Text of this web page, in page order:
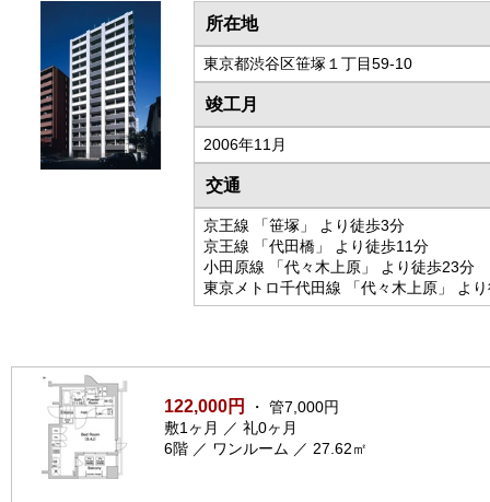
所在地
東京都渋谷区笹塚１丁目59-10
竣工月
2006年11月
交通
京王線 「笹塚」 より徒歩3分
京王線 「代田橋」 より徒歩11分
小田原線 「代々木上原」 より徒歩23分
東京メトロ千代田線 「代々木上原」 よ
122,000円
・ 管7,000円
敷1ヶ月 ／ 礼0ヶ月
6階 ／ ワンルーム ／ 27.62㎡